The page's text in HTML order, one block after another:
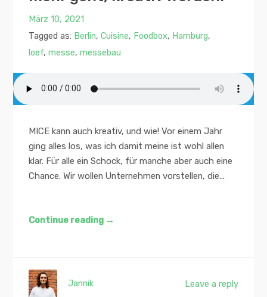
März 10, 2021
Tagged as: Berlin,Cuisine, Foodbox, Hamburg,
loef,messe,messebau
MICE kann auch kreativ, und wie! Vor einem Jahr
ging alles los, was ich damit meine ist wohl allen
klar. Für alle ein Schock, für manche aber auch eine
Chance. Wir wollen Unternehmen vorstellen, die...
Continue reading →
Leave a reply
Jannik